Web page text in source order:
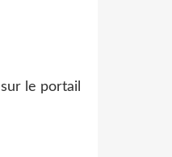
sur le portail